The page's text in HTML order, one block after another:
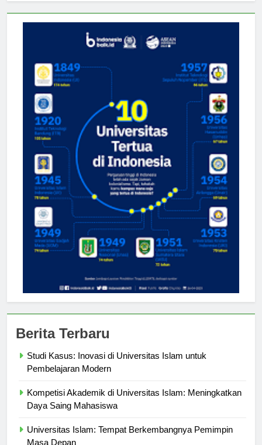
Studi Kasus: Inovasi di Universitas Islam untuk
Kompetisi Akademik di Universitas Islam: Meningkatkan
Universitas Islam: Tempat Berkembangnya Pemimpin